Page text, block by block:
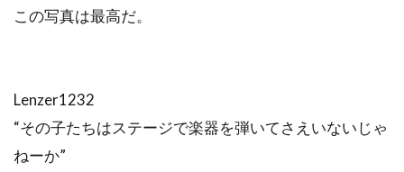
この写真は最高だ。
Lenzer1232
“その子たちはステージで楽器を弾いてさえいないじゃ
ねーか”